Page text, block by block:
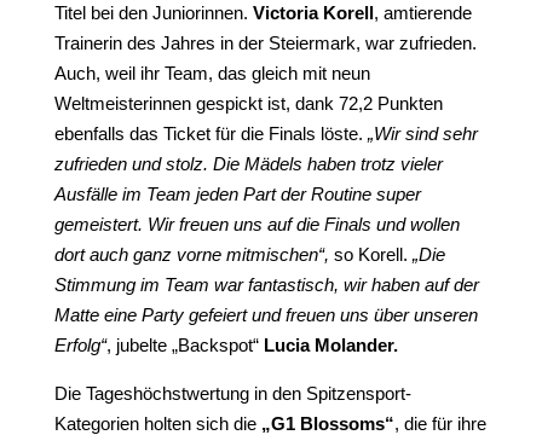
Titel bei den Juniorinnen. Victoria Korell, amtierende
Trainerin des Jahres in der Steiermark, war zufrieden.
Auch, weil ihr Team, das gleich mit neun
Weltmeisterinnen gespickt ist, dank 72,2 Punkten
ebenfalls das Ticket für die Finals löste. „Wir sind sehr
zufrieden und stolz. Die Mädels haben trotz vieler
Ausfälle im Team jeden Part der Routine super
gemeistert. Wir freuen uns auf die Finals und wollen
dort auch ganz vorne mitmischen“, so Korell. „Die
Stimmung im Team war fantastisch, wir haben auf der
Matte eine Party gefeiert und freuen uns über unseren
Erfolg“, jubelte „Backspot“Lucia Molander.
Die Tageshöchstwertung in den Spitzensport-
Kategorien holten sich die „G1 Blossoms“, die für ihre